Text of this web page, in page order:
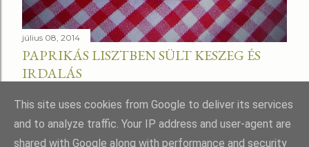
július 08, 2014
PAPRIKÁS LISZTBEN SÜLT KESZEG ÉS
IRDALÁS
This site uses cookies from Google to deliver its services
and to analyze traffic. Your IP address and user-agent are
shared with Google along with performance and security